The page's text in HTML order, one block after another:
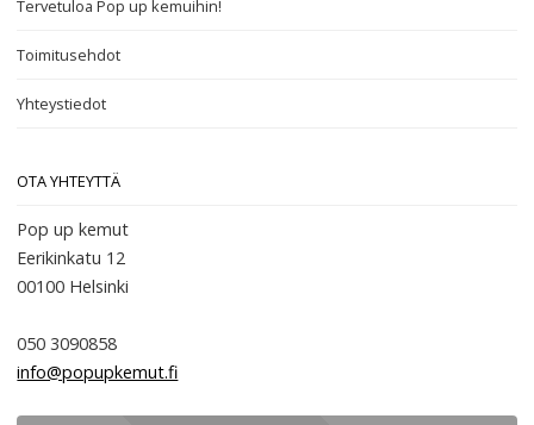
Tervetuloa Pop up kemuihin!
Toimitusehdot
Yhteystiedot
OTA YHTEYTTÄ
Pop up kemut
Eerikinkatu 12
00100 Helsinki
050 3090858
info@popupkemut.fi